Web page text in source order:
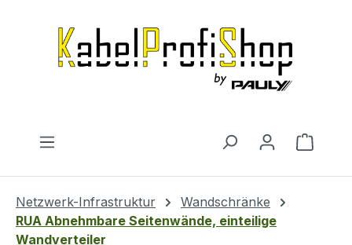
Netzwerk-Infrastruktur
Wandschränke
RUA Abnehmbare Seitenwände, einteilige
Wandverteiler